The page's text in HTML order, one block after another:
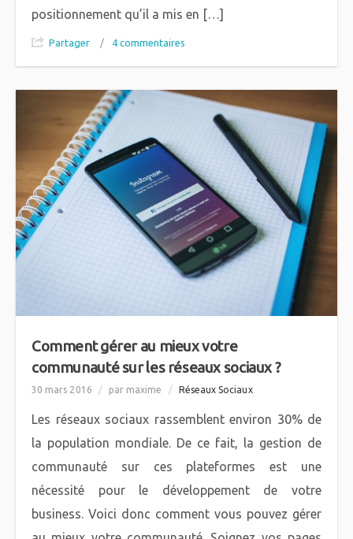
positionnement qu’il a mis en […]
Partager / 4 commentaires
Comment gérer au mieux votre
communauté sur les réseaux sociaux ?
30 mars 2016 / par maxime / Réseaux Sociaux
Les réseaux sociaux rassemblent environ 30% de
la population mondiale. De ce fait, la gestion de
communauté sur ces plateformes est une
nécessité pour le développement de votre
business. Voici donc comment vous pouvez gérer